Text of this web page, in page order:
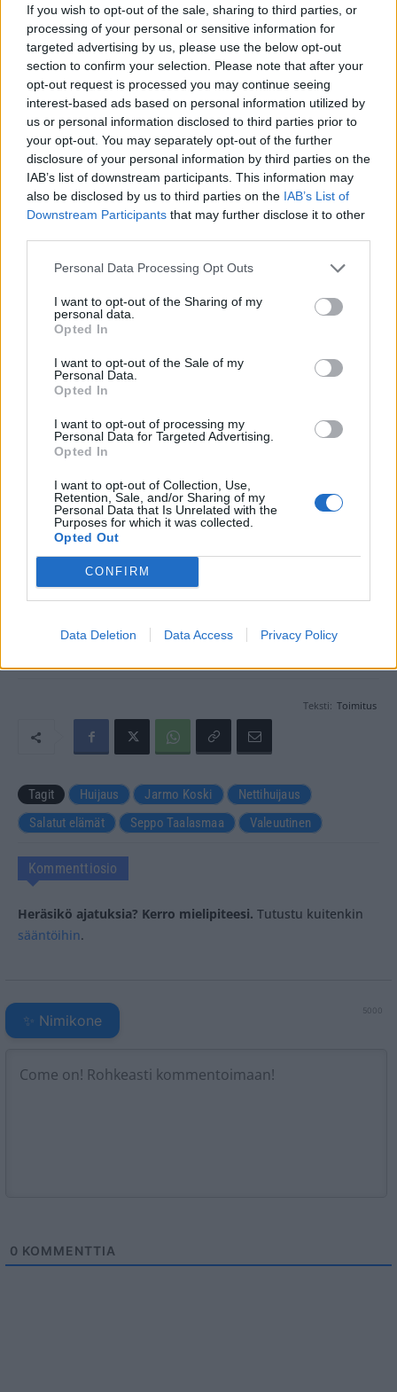
If you wish to opt-out of the sale, sharing to third parties, or
processing of your personal or sensitive information for
targeted advertising by us, please use the below opt-out
section to confirm your selection. Please note that after your
opt-out request is processed you may continue seeing
interest-based ads based on personal information utilized by
us or personal information disclosed to third parties prior to
your opt-out. You may separately opt-out of the further
disclosure of your personal information by third parties on the
IAB’s list of downstream participants. This information may
also be disclosed by us to third parties on the IAB’s List of
Downstream Participants that may further disclose it to other
Personal Data Processing Opt Outs
I want to opt-out of the Sharing of my
personal data.
Opted In
I want to opt-out of the Sale of my
Personal Data.
Opted In
I want to opt-out of processing my
Personal Data for Targeted Advertising.
Opted In
I want to opt-out of Collection, Use,
Retention, Sale, and/or Sharing of my
Personal Data that Is Unrelated with the
Purposes for which it was collected.
Opted Out
CONFIRM
Data Deletion Data Access Privacy Policy
Seuraa Gekkosta Instagramissa
Teksti: Toimitus
Tagit Huijaus Jarmo Koski
Nettihuijaus
Salatut elämät
Seppo Taalasmaa Valeuutinen
Kommenttiosio
Heräsikö ajatuksia? Kerro mielipiteesi. Tutustu kuitenkin
sääntöihin.
5000
✨ Nimikone
0 KOMMENTTIA